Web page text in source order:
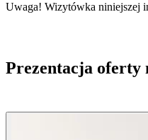
Uwaga! Wizytówka niniejszej
Prezentacja oferty